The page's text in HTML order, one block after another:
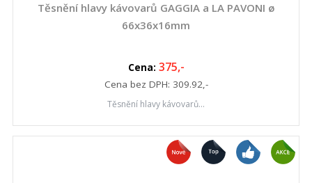
Těsnění hlavy kávovarů GAGGIA a LA PAVONI ø
66x36x16mm
Cena: 375,-
Cena bez DPH: 309.92,-
Těsnění hlavy kávovarů...